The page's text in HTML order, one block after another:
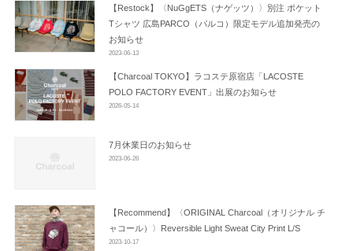
ン
【Restock】〈NuGgETS（ナゲッツ）〉別注 ポケット
Tシャツ 広島PARCO（パルコ）限定モデル追加発売の
お知らせ
2023-06-13
【Charcoal TOKYO】ラコステ原宿店「LACOSTE
POLO FACTORY EVENT」出展のお知らせ
2026-05-14
7月休業日のお知らせ
2023-06-26
【Recommend】〈ORIGINAL Charcoal（オリジナル チ
ャコール）〉Reversible Light Sweat City Print L/S
2023-10-17